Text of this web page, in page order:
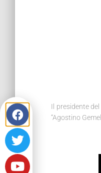
Il presidente
“Agostino